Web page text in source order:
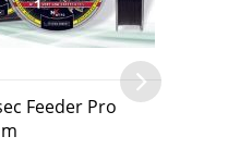
Feeder Pro